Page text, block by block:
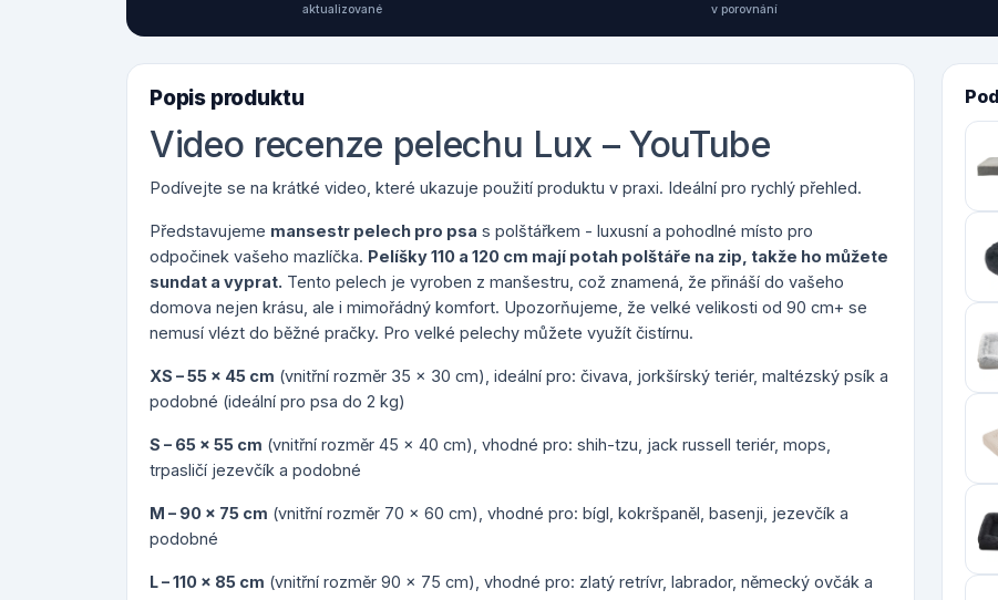
aktualizované v porovnání
Popis produktu
Video recenze pelechu Lux – YouTube
Podívejte se na krátké video, které ukazuje použití produktu v praxi. Ideální pro rychlý přehled.
Představujeme mansestr pelech pro psa s polštářkem - luxusní a pohodlné místo pro
odpočinek vašeho mazlíčka. Pelíšky 110 a 120 cm mají potah polštáře na zip, takže ho můžete
sundat a vyprat. Tento pelech je vyroben z manšestru, což znamená, že přináší do vašeho
domova nejen krásu, ale i mimořádný komfort. Upozorňujeme, že velké velikosti od 90 cm+ se
nemusí vlézt do běžné pračky. Pro velké pelechy můžete využít čistírnu.
XS – 55 x 45 cm (vnitřní rozměr 35 x 30 cm), ideální pro: čivava, jorkšírský teriér, maltézský psík a
podobné (ideální pro psa do 2 kg)
S – 65 x 55 cm (vnitřní rozměr 45 x 40 cm), vhodné pro: shih-tzu, jack russell teriér, mops,
trpasličí jezevčík a podobné
M – 90 x 75 cm (vnitřní rozměr 70 x 60 cm), vhodné pro: bígl, kokršpaněl, basenji, jezevčík a
podobné
L – 110 x 85 cm (vnitřní rozměr 90 x 75 cm), vhodné pro: zlatý retrívr, labrador, německý ovčák a